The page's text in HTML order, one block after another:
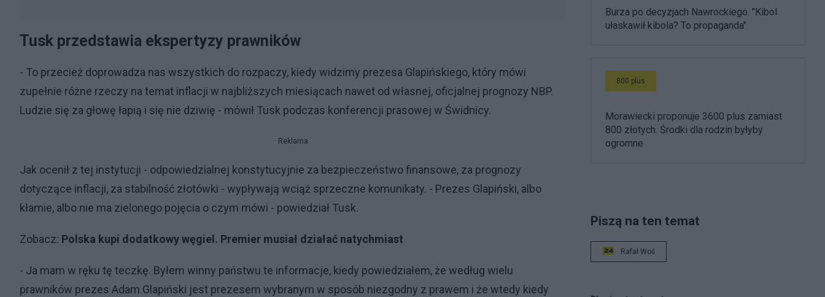
Tusk przedstawia ekspertyzy prawników
- To przecież doprowadza nas wszystkich do rozpaczy, kiedy widzimy prezesa Glapińskiego, który mówi
zupełnie różne rzeczy na temat inflacji w najbliższych miesiącach nawet od własnej, oficjalnej prognozy NBP.
Ludzie się za głowę łapią i się nie dziwię - mówił Tusk podczas konferencji prasowej w Świdnicy.
Reklama
Jak ocenił z tej instytucji - odpowiedzialnej konstytucyjnie za bezpieczeństwo finansowe, za prognozy
dotyczące inflacji, za stabilność złotówki - wypływają wciąż sprzeczne komunikaty. - Prezes Glapiński, albo
kłamie, albo nie ma zielonego pojęcia o czym mówi - powiedział Tusk.
Zobacz: Polska kupi dodatkowy węgiel. Premier musiał działać natychmiast
- Ja mam w ręku tę teczkę. Byłem winny państwu te informacje, kiedy powiedziałem, że według wielu
prawników prezes Adam Glapiński jest prezesem wybranym w sposób niezgodny z prawem i że wtedy kiedy
Burza po decyzjach Nawrockiego. "Kibol
ułaskawił kibola? To propaganda"
800 plus
Morawiecki proponuje 3600 plus zamiast
800 złotych. Środki dla rodzin byłyby
ogromne
Piszą na ten temat
Rafał Woś